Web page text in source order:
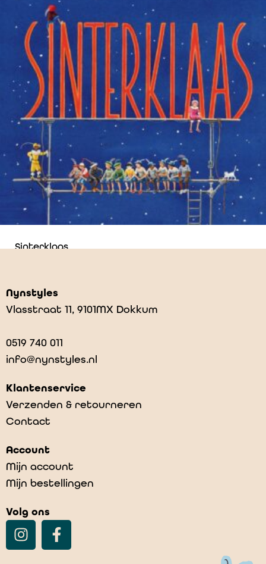
Sinterklaas
Nynstyles
Vlasstraat 11, 9101MX Dokkum
0519 740 011
info@nynstyles.nl
Klantenservice
Verzenden & retourneren
Contact
Account
Mijn account
Mijn bestellingen
Volg ons